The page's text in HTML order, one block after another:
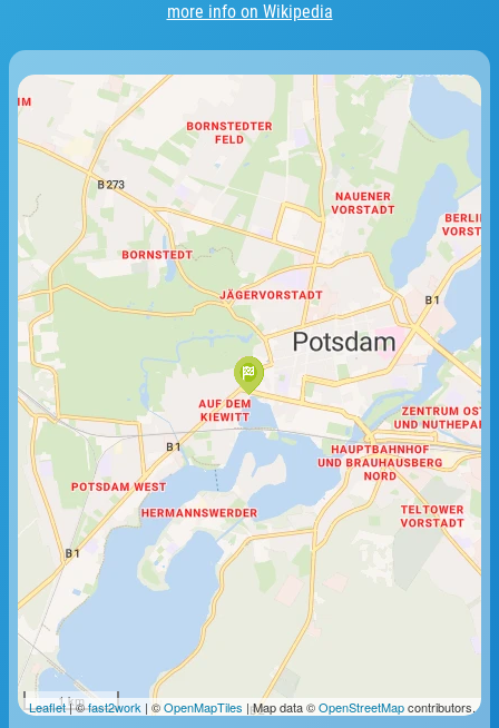
more info on Wikipedia
1 km
Leaflet| ©fast2work | ©OpenMapTiles | Map data ©OpenStreetMapcontributors.